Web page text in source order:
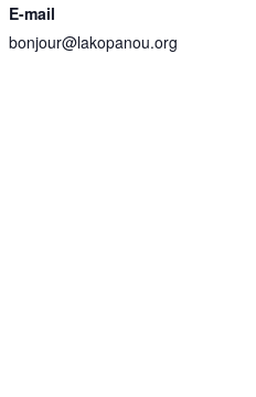
E-mail
bonjour@lakopanou.org